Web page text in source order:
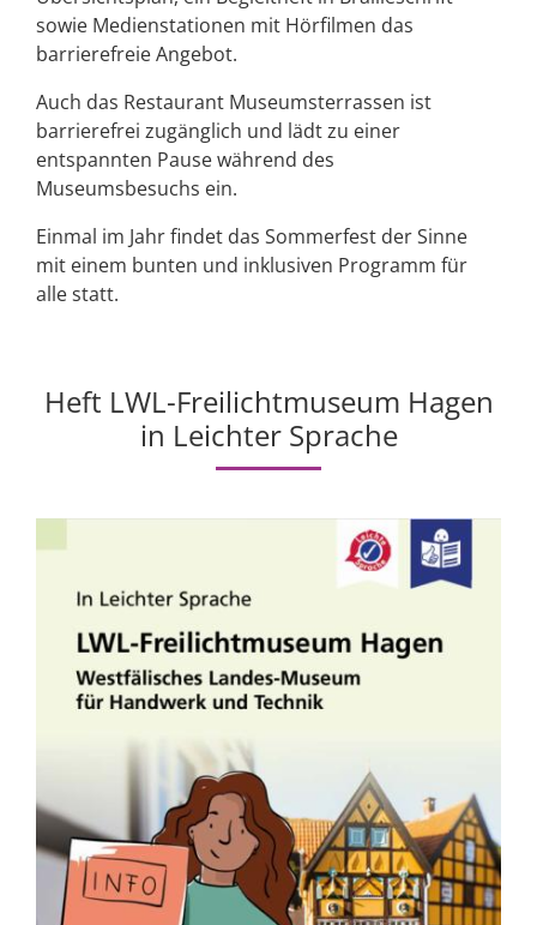
sowie Medienstationen mit Hörfilmen das
barrierefreie Angebot.
Auch das Restaurant Museumsterrassen ist
barrierefrei zugänglich und lädt zu einer
entspannten Pause während des
Museumsbesuchs ein.
Einmal im Jahr findet das Sommerfest der Sinne
mit einem bunten und inklusiven Programm für
alle statt.
Heft LWL-Freilichtmuseum Hagen
in Leichter Sprache